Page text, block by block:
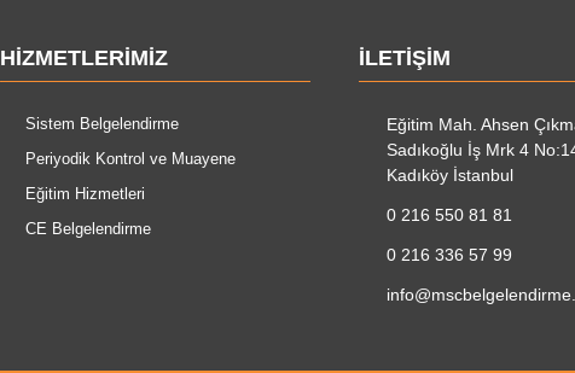
HIZMETLERIMIZ
Sistem Belgelendirme
Periyodik Kontrol ve Muayene
Eğitim Hizmetleri
CE Belgelendirme
İLETIŞIM
Eğitim Mah. Ahsen
Sadıkoğlu İş Mrk 4
Kadıköy İstanbul
0 216 550 81 81
0 216 336 57 99